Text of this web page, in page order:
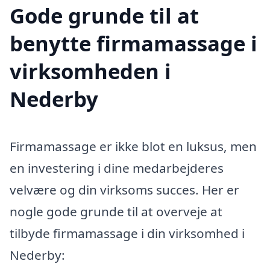
Gode grunde til at
benytte firmamassage i
virksomheden i
Nederby
Firmamassage er ikke blot en luksus, men
en investering i dine medarbejderes
velvære og din virksoms succes. Her er
nogle gode grunde til at overveje at
tilbyde firmamassage i din virksomhed i
Nederby: